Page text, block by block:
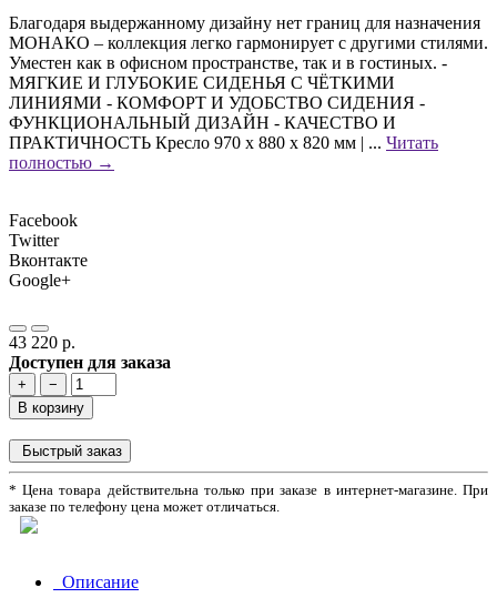
Благодаря выдержанному дизайну нет границ для назначения
МОНАКО – коллекция легко гармонирует с другими стилями.
Уместен как в офисном пространстве, так и в гостиных. -
МЯГКИЕ И ГЛУБОКИЕ СИДЕНЬЯ С ЧЁТКИМИ
ЛИНИЯМИ - КОМФОРТ И УДОБСТВО СИДЕНИЯ -
ФУНКЦИОНАЛЬНЫЙ ДИЗАЙН - КАЧЕСТВО И
ПРАКТИЧНОСТЬ Кресло 970 х 880 х 820 мм | ... Читать
полностью →
Facebook
Twitter
Вконтакте
Google+
43 220 р.
Доступен для заказа
+
−
В корзину
Быстрый заказ
* Цена товара действительна только при заказе в интернет-магазине. При
заказе по телефону цена может отличаться.
Описание